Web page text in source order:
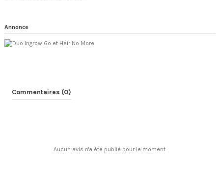
Annonce
Commentaires (0)
Aucun avis n'a été publié pour le moment.